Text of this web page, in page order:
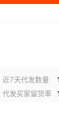
近7天代发数量
代发买家留货率